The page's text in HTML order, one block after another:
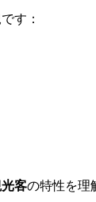
す：
客の特性を理